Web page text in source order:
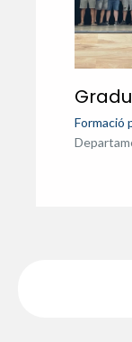
Formació